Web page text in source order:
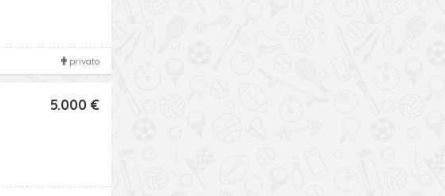
privato
5.000 €